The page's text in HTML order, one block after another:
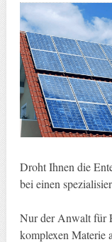
Droht Ihnen die
bei einen
Nur der Anwalt für
komplexen Materie